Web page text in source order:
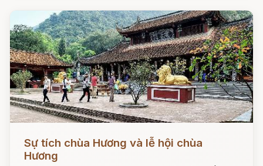
Sự tích chùa Hương và lễ hội chùa
Hương